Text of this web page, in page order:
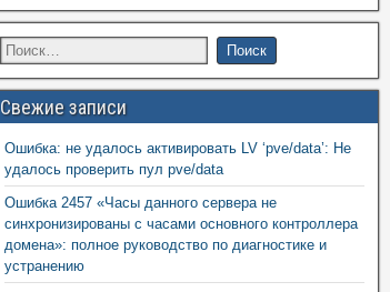
Свежие записи
Ошибка: не удалось активировать LV ‘pve/data’: Не
удалось проверить пул pve/data
Ошибка 2457 «Часы данного сервера не
синхронизированы с часами основного контроллера
домена»: полное руководство по диагностике и
устранению